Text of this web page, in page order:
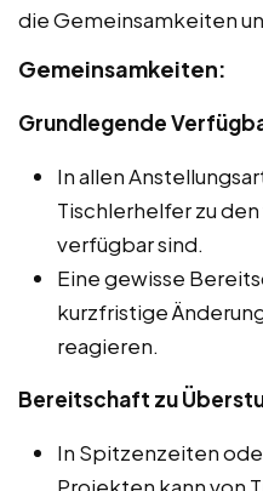
die Gemeinsamkeiten
Gemeinsamkeiten:
Grundlegende
In allen
Tischlerhelfer zu
verfügbar sind.
Eine gewisse
kurzfristige
reagieren.
Bereitschaft zu
In Spitzenzeiten
Projekten kann von